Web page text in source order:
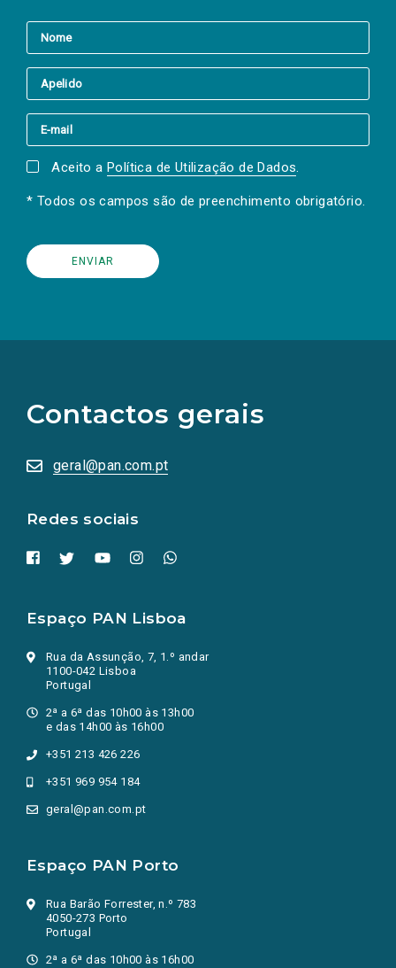
Aceito a Política de Utilização de Dados.
* Todos os campos são de preenchimento obrigatório.
Contactos gerais
geral@pan.com.pt
Redes sociais
redes
sociais
numa
nova
Espaço PAN Lisboa
Rua da Assunção, 7, 1.º andar
1100-042 Lisboa
Portugal
2ª a 6ª das 10h00 às 13h00
e das 14h00 às 16h00
+351 213 426 226
+351 969 954 184
geral@pan.com.pt
Espaço PAN Porto
Rua Barão Forrester, n.º 783
4050-273 Porto
Portugal
2ª a 6ª das 10h00 às 16h00